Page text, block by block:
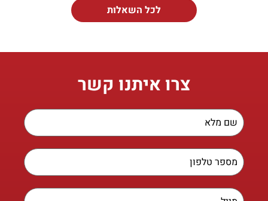
לכל השאלות
צרו איתנו קשר